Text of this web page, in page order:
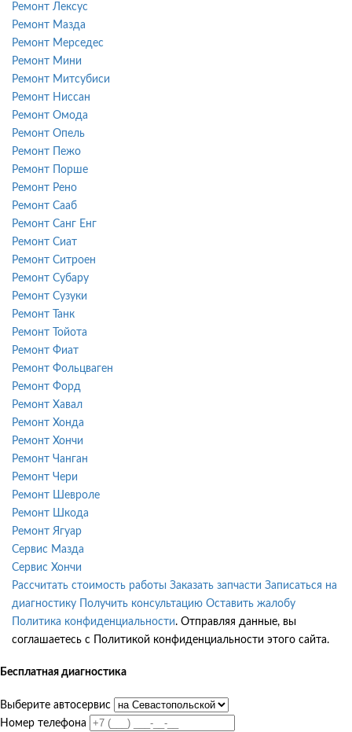
Ремонт Лексус
Ремонт Мазда
Ремонт Мерседес
Ремонт Мини
Ремонт Митсубиси
Ремонт Ниссан
Ремонт Омода
Ремонт Опель
Ремонт Пежо
Ремонт Порше
Ремонт Рено
Ремонт Сааб
Ремонт Санг Енг
Ремонт Сиат
Ремонт Ситроен
Ремонт Субару
Ремонт Сузуки
Ремонт Танк
Ремонт Тойота
Ремонт Фиат
Ремонт Фольцваген
Ремонт Форд
Ремонт Хавал
Ремонт Хонда
Ремонт Хончи
Ремонт Чанган
Ремонт Чери
Ремонт Шевроле
Ремонт Шкода
Ремонт Ягуар
Сервис Мазда
Сервис Хончи
Рассчитать стоимость работы Заказать запчасти Записаться на
диагностику
Получить консультацию Оставить жалобу
Политика конфиденциальности. Отправляя данные, вы
соглашаетесь с Политикой конфиденциальности этого сайта.
Бесплатная диагностика
Выберите автосервис
Номер телефона